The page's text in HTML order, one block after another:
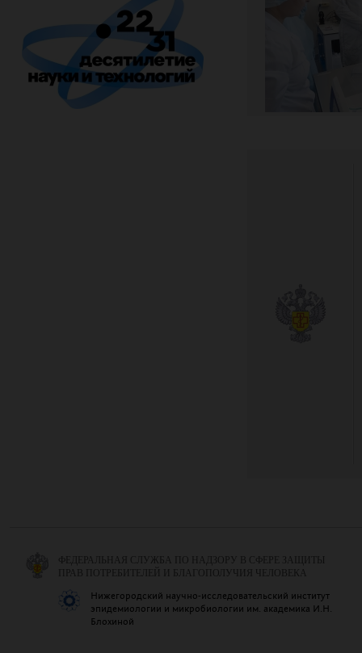
ФЕДЕРАЛЬНАЯ СЛУЖБА ПО НАДЗОРУ В СФЕРЕ ЗАЩИТЫ
ПРАВ ПОТРЕБИТЕЛЕЙ И БЛАГОПОЛУЧИЯ ЧЕЛОВЕКА
Нижегородский научно-исследовательский институт
эпидемиологии и микробиологии им. академика И.Н.
Блохиной